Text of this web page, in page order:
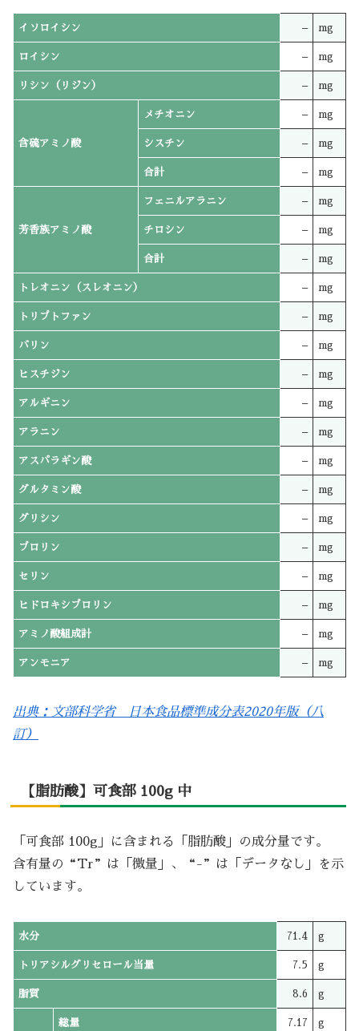
イソロイシン – mg
ロイシン – mg
リシン（リジン） – mg
含硫アミノ酸
メチオニン – mg
シスチン – mg
合計 – mg
芳香族アミノ酸
フェニルアラニン – mg
チロシン – mg
合計 – mg
トレオニン（スレオニン） – mg
トリプトファン – mg
バリン – mg
ヒスチジン – mg
アルギニン – mg
アラニン – mg
アスパラギン酸 – mg
グルタミン酸 – mg
グリシン – mg
プロリン – mg
セリン – mg
ヒドロキシプロリン – mg
アミノ酸組成計 – mg
アンモニア – mg
出典：文部科学省 日本食品標準成分表2020年版（八
訂）
【脂肪酸】可食部 100g 中
「可食部 100g」に含まれる「脂肪酸」の成分量です。
含有量の“Tr”は「微量」、“-”は「データなし」を示
しています。
水分 71.4 g
トリアシルグリセロール当量 7.5 g
脂質 8.6 g
総量 7.17 g